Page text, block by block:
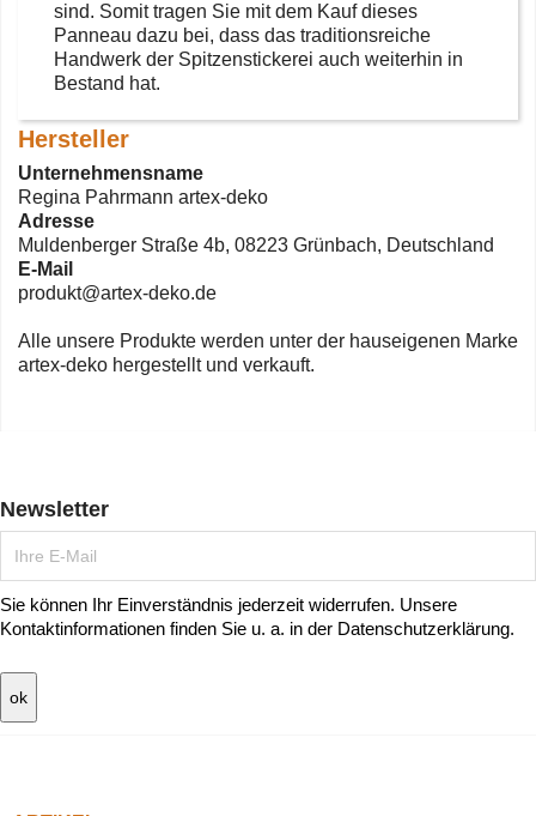
sind. Somit tragen Sie mit dem Kauf dieses
Panneau dazu bei, dass das traditionsreiche
Handwerk der Spitzenstickerei auch weiterhin in
Bestand hat.
Hersteller
Unternehmensname
Regina Pahrmann artex-deko
Adresse
Muldenberger Straße 4b, 08223 Grünbach, Deutschland
E-Mail
produkt@artex-deko.de
Alle unsere Produkte werden unter der hauseigenen Marke
artex-deko hergestellt und verkauft.
Newsletter
Sie können Ihr Einverständnis jederzeit widerrufen. Unsere
Kontaktinformationen finden Sie u. a. in der Datenschutzerklärung.